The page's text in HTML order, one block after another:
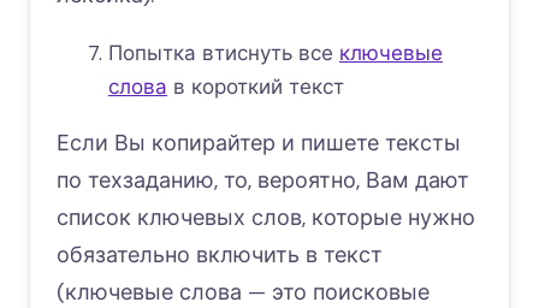
Попытка втиснуть все ключевые
слова в короткий текст
Если Вы копирайтер и пишете тексты
по техзаданию, то, вероятно, Вам дают
список ключевых слов, которые нужно
обязательно включить в текст
(ключевые слова — это поисковые